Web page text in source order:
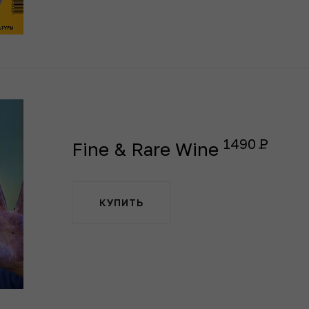
Fine & Rare Wine 1490
КУПИТЬ